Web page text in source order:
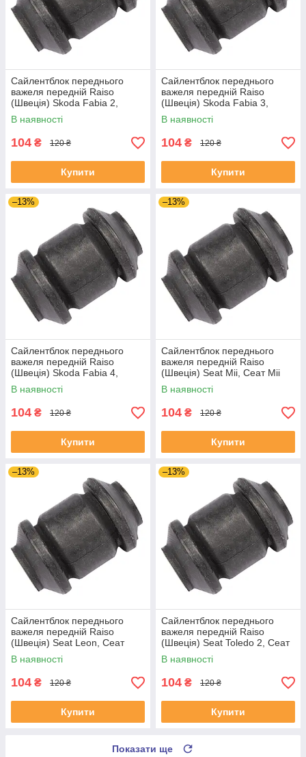
Сайлентблок переднього
важеля передній Raiso
(Швеція) Skoda Fabia 2,
Шкода Фабія 2 06-14 #RL-
1J0182V UADIKZU4
В наявності
104 ₴ 120 ₴
Купити
Сайлентблок переднього
важеля передній Raiso
(Швеція) Skoda Fabia 3,
Шкода Фабія 3 14-21 #RL-
1J0182V UATXDAZ4
В наявності
104 ₴ 120 ₴
Купити
–13%
Сайлентблок переднього
важеля передній Raiso
(Швеція) Skoda Fabia 4,
Шкода Фабія 4 21- #RL-
1J0182V UAJJVOC4
В наявності
104 ₴ 120 ₴
Купити
–13%
Сайлентблок переднього
важеля передній Raiso
(Швеція) Seat Mii, Сеат Міі
11-19 #RL-1J0182V
UAAVQUI4
В наявності
104 ₴ 120 ₴
Купити
–13%
Сайлентблок переднього
важеля передній Raiso
(Швеція) Seat Leon, Сеат
Леон 99-06 #RL-1J0182V
UAYSBXG4
В наявності
104 ₴ 120 ₴
Купити
–13%
Сайлентблок переднього
важеля передній Raiso
(Швеція) Seat Toledo 2, Сеат
Толедо 2 99-06 #RL-1J0182V
UATOJRK4
В наявності
104 ₴ 120 ₴
Купити
Показати ще